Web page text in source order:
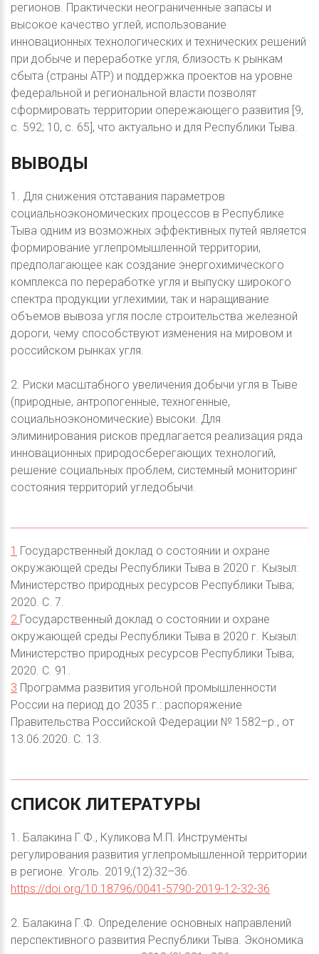
регионов. Практически неограниченные запасы и
высокое качество углей, использование
инновационных технологических и технических решений
при добыче и переработке угля, близость к рынкам
сбыта (страны АТР) и поддержка проектов на уровне
федеральной и региональной власти позволят
сформировать территории опережающего развития [9,
с. 592; 10, с. 65], что актуально и для Республики Тыва.
ВЫВОДЫ
1. Для снижения отставания параметров
социальноэкономических процессов в Республике
Тыва одним из возможных эффективных путей является
формирование углепромышленной территории,
предполагающее как создание энергохимического
комплекса по переработке угля и выпуску широкого
спектра продукции углехимии, так и наращивание
объемов вывоза угля после строительства железной
дороги, чему способствуют изменения на мировом и
российском рынках угля.
2. Риски масштабного увеличения добычи угля в Тыве
(природные, антропогенные, техногенные,
социальноэкономические) высоки. Для
элиминирования рисков предлагается реализация ряда
инновационных природосберегающих технологий,
решение социальных проблем, системный мониторинг
состояния территорий угледобычи.
1 Государственный доклад о состоянии и охране
окружающей среды Республики Тыва в 2020 г. Кызыл:
Министерство природных ресурсов Республики Тыва;
2020. С. 7.
2 Государственный доклад о состоянии и охране
окружающей среды Республики Тыва в 2020 г. Кызыл:
Министерство природных ресурсов Республики Тыва;
2020. С. 91.
3 Программа развития угольной промышленности
России на период до 2035 г.: распоряжение
Правительства Российской Федерации № 1582–р., от
13.06.2020. C. 13.
СПИСОК ЛИТЕРАТУРЫ
1. Балакина Г.Ф., Куликова М.П. Инструменты
регулирования развития углепромышленной территории
в регионе. Уголь. 2019;(12):32–36.
https://doi.org/10.18796/0041-5790-2019-12-32-36
2. Балакина Г.Ф. Определение основных направлений
перспективного развития Республики Тыва. Экономика